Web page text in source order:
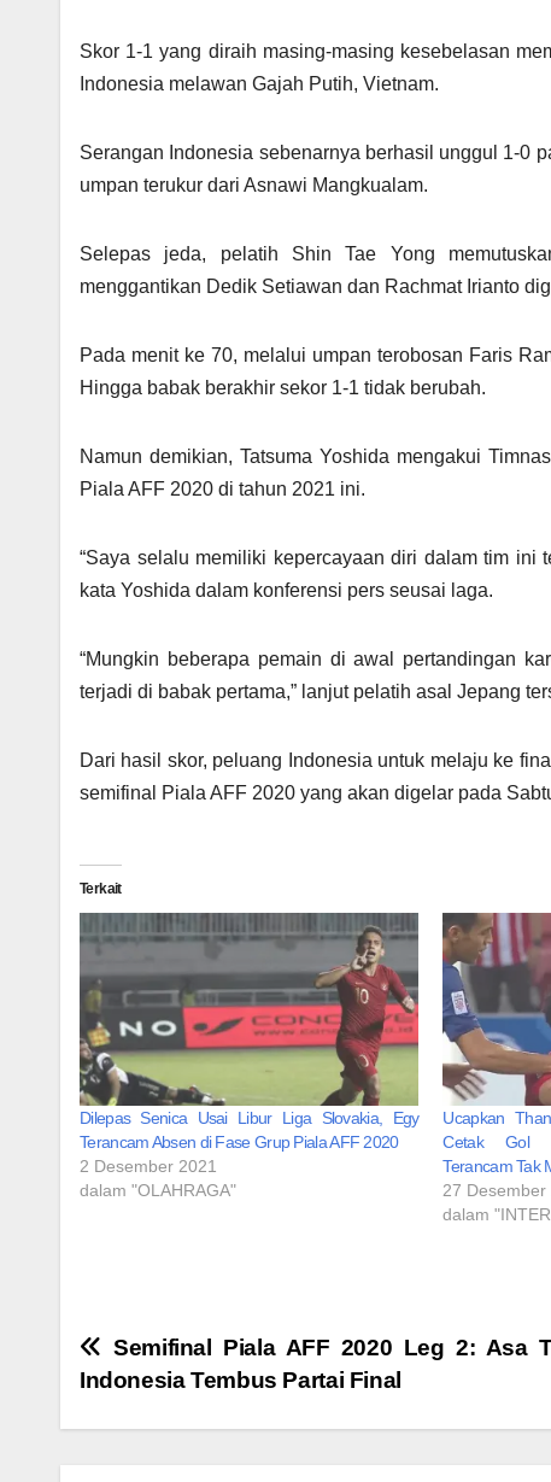
Skor 1-1 yang diraih masing-masing kesebelasan
Indonesia melawan Gajah Putih, Vietnam.
Serangan Indonesia sebenarnya berhasil unggul 1-0
umpan terukur dari Asnawi Mangkualam.
Selepas jeda, pelatih Shin Tae Yong
menggantikan Dedik Setiawan dan Rachmat Irianto
Pada menit ke 70, melalui umpan terobosan Faris
Hingga babak berakhir sekor 1-1 tidak berubah.
Namun demikian, Tatsuma Yoshida mengakui
Piala AFF 2020 di tahun 2021 ini.
“Saya selalu memiliki kepercayaan diri dalam tim ini
kata Yoshida dalam konferensi pers seusai laga.
“Mungkin beberapa pemain di awal pertandingan
terjadi di babak pertama,” lanjut pelatih asal Jepang
Dari hasil skor, peluang Indonesia untuk melaju ke
semifinal Piala AFF 2020 yang akan digelar pada
Terkait
Dilepas Senica Usai Libur Liga Slovakia, Egy
Terancam Absen di Fase Grup Piala AFF 2020
2 Desember 2021
dalam "OLAHRAGA"
Ucapkan
Cetak Gol
Terancam Tak
27 Desember
dalam
Navigasi
Semifinal Piala AFF 2020 Leg 2: Asa
Indonesia Tembus Partai Final